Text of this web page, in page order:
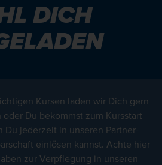
DICH
Kursen laden wir Dich gern
Du bekommst zum Kursstart
Du jederzeit in unseren Partner-
einlösen kannst. Achte hier
zur Verpflegung in unseren